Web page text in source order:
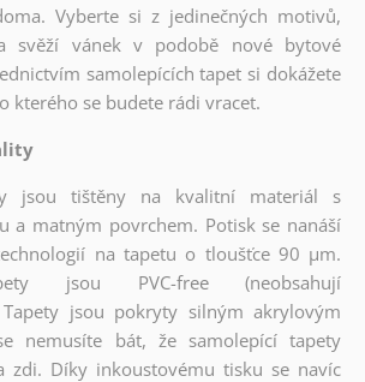
Vyberte si z jedinečných motivů,
svěží vánek v podobě nové bytové
samolepících tapet si dokážete
kterého se budete rádi vracet.
jsou tištěny na kvalitní materiál s
a matným povrchem. Potisk se nanáší
na tapetu o tloušťce 90 µm.
jsou PVC-free (neobsahují
jsou pokryty silným akrylovým
nemusíte bát, že samolepící tapety
zdi. Díky inkoustovému tisku se navíc